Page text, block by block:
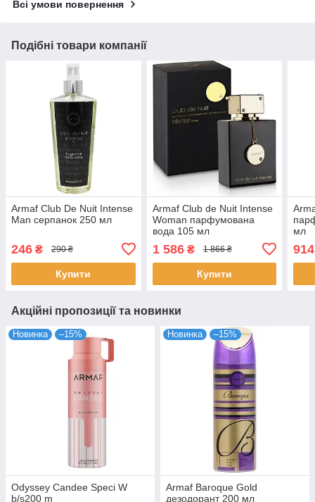
Всі умови повернення
Подібні товари компанії
Armaf Club De Nuit Intense
Man серпанок 250 мл
246 ₴ 290 ₴
Купити
Armaf Club de Nuit Intense
Woman парфумована
вода 105 мл
1 586₴ 1 866 ₴
Купити
мл
914
Акційні пропозиції та новинки
Новинка –15%
Odyssey Candee Speci W
b/s200 m
Новинка –15%
Armaf Baroque Gold
дезодорант 200 мл